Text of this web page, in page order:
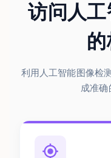
访问人
利用人工智能图像检
成准确